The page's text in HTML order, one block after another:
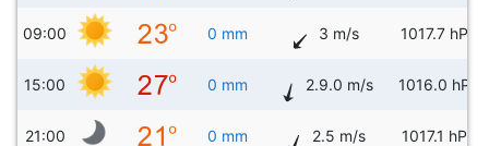
09:00 0 mm 3 m/s 1017.7 hPa
15:00 0 mm 2.9.0 m/s 1016.0 hPa
21:00 0 mm 2.5 m/s 1017.1 hPa